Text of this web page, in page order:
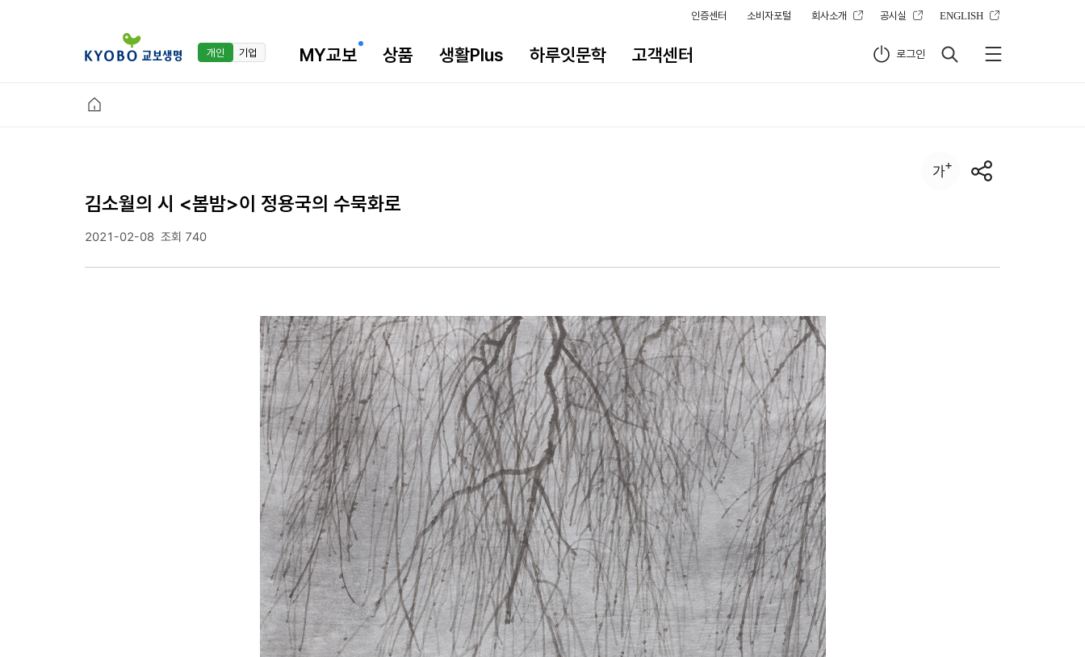
인증센터 소비자포털 회사소개 공시실 ENGLISH
개인 기업 MY교보 상품 생활Plus 하루잇문학 고객센터 로그인
김소월의 시 <봄밤>이 정용국의 수묵화로
2021-02-08 조회 740